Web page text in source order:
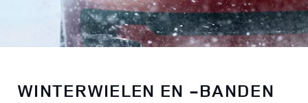
WINTERWIELEN EN -BANDEN